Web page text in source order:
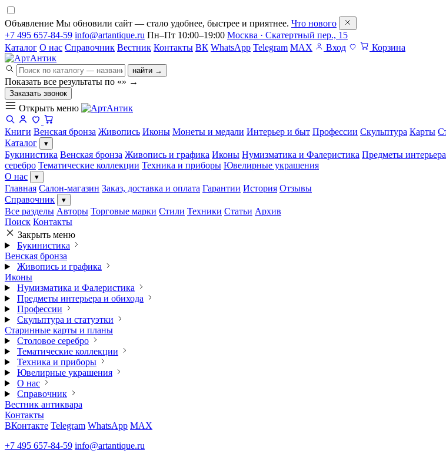
Объявление Мы обновили сайт — стало удобнее, быстрее и приятнее. Что нового
+7 495 657-84-59 info@artantique.ru Пн–Пт 10:00–19:00 Москва · Скатертный пер., 15
Каталог О нас Справочник Вестник Контакты ВК WhatsApp Telegram MAX Вход Корзина
найти →
Показать все результаты по «» →
Заказать звонок
Открыть меню
Книги Венская бронза Живопись Иконы Монеты и медали Интерьер и быт Профессии Скульптура Карты
Каталог
▾
Букинистика Венская бронза Живопись и графика Иконы Нумизматика и Фалеристика Предметы
серебро Тематические коллекции Техника и приборы Ювелирные украшения
О нас
▾
Главная Салон-магазин Заказ, доставка и оплата Гарантии История Отзывы
Справочник
▾
Все разделы Авторы Торговые марки Стили Техники Статьи Архив
Поиск Контакты
Закрыть меню
Букинистика
Венская бронза
Живопись и графика
Иконы
Нумизматика и Фалеристика
Предметы интерьера и обихода
Профессии
Скульптура и статуэтки
Старинные карты и планы
Столовое серебро
Тематические коллекции
Техника и приборы
Ювелирные украшения
О нас
Справочник
Вестник антиквара
Контакты
ВКонтакте Telegram WhatsApp MAX
+7 495 657-84-59 info@artantique.ru